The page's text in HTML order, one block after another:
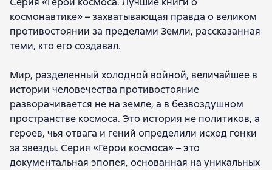
космонавтике» – захватывающая правда о великом
противостоянии за пределами Земли, рассказанная
теми, кто его создавал.
Мир, разделенный холодной войной, величайшее в
истории человечества противостояние
разворачивается не на земле, а в безвоздушном
пространстве космоса. Это история не политиков, а
героев, чья отвага и гений определили исход гонки
за звезды. Серия «Герои космоса» – это
документальная эпопея, основанная на уникальных